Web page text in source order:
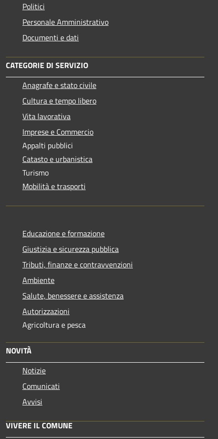
Politici
Personale Amministrativo
Documenti e dati
CATEGORIE DI SERVIZIO
Anagrafe e stato civile
Cultura e tempo libero
Vita lavorativa
Imprese e Commercio
Appalti pubblici
Catasto e urbanistica
Turismo
Mobilità e trasporti
Educazione e formazione
Giustizia e sicurezza pubblica
Tributi, finanze e contravvenzioni
Ambiente
Salute, benessere e assistenza
Autorizzazioni
Agricoltura e pesca
NOVITÀ
Notizie
Comunicati
Avvisi
VIVERE IL COMUNE